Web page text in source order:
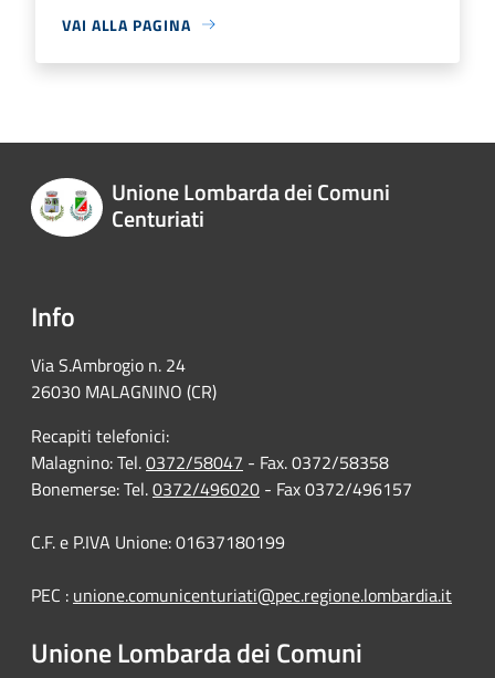
VAI ALLA PAGINA
Unione Lombarda dei Comuni
Centuriati
Info
Via S.Ambrogio n. 24
26030 MALAGNINO (CR)
Recapiti telefonici:
Malagnino: Tel.0372/58047 - Fax. 0372/58358
Bonemerse: Tel.0372/496020 - Fax 0372/496157
C.F. e P.IVA Unione: 01637180199
PEC : unione.comunicenturiati@pec.regione.lombardia.it
Unione Lombarda dei Comuni